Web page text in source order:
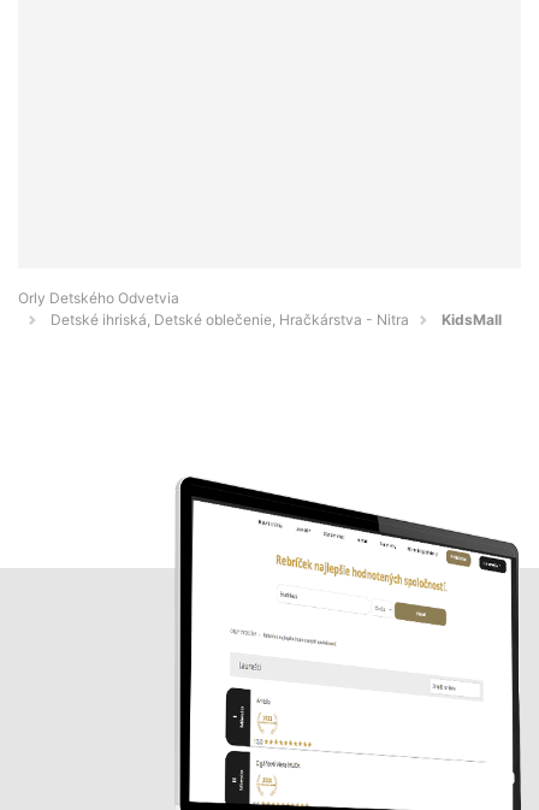
Orly Detského Odvetvia
Detské ihriská, Detské oblečenie, Hračkárstva - Nitra
KidsMall